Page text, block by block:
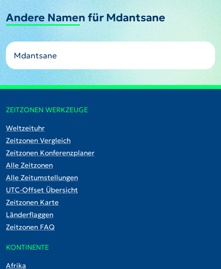
Andere Namen für Mdantsane
Mdantsane
ZEITZONEN WERKZEUGE
Weltzeituhr
Zeitzonen Vergleich
Zeitzonen Konferenzplaner
Alle Zeitzonen
Alle Zeitumstellungen
UTC-Offset Übersicht
Zeitzonen Karte
Länderflaggen
Zeitzonen FAQ
KONTINENTE
Afrika